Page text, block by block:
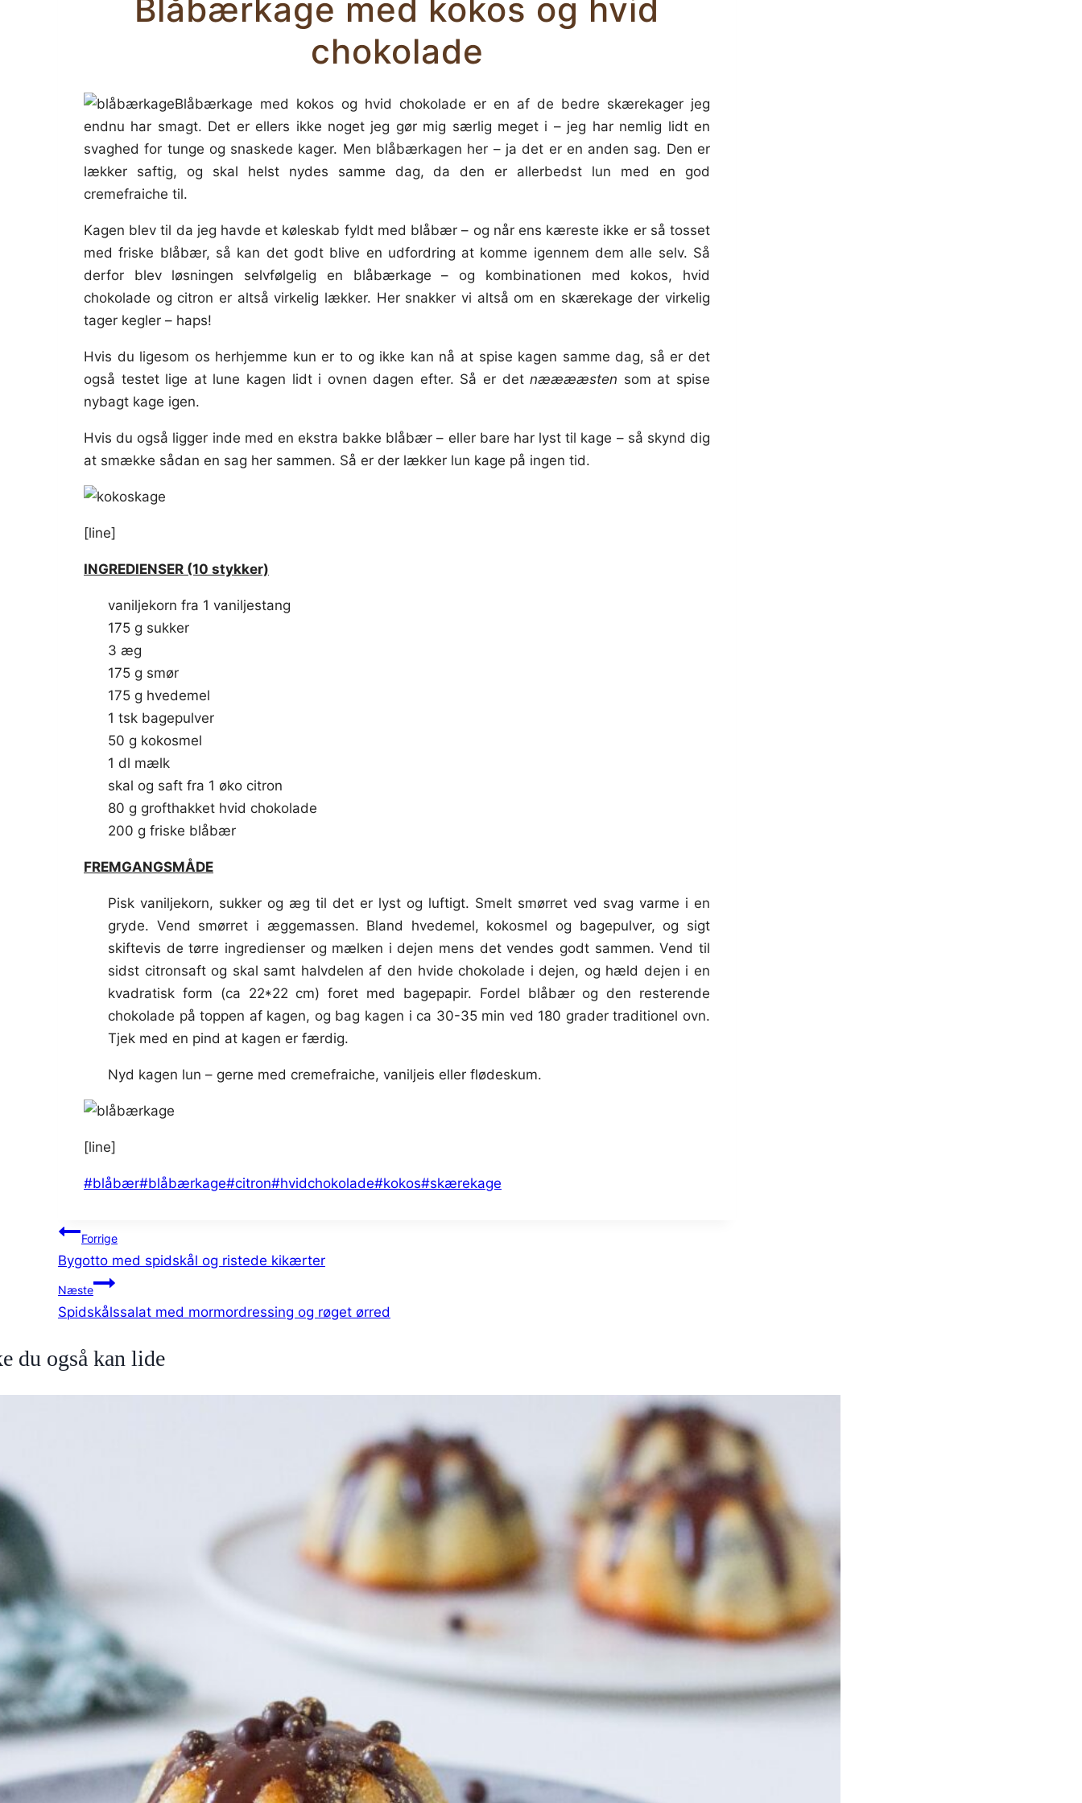
Blåbærkage med kokos og hvid
chokolade
Blåbærkage med kokos og hvid chokolade er en af de bedre skærekager jeg
endnu har smagt. Det er ellers ikke noget jeg gør mig særlig meget i – jeg har nemlig lidt en
svaghed for tunge og snaskede kager. Men blåbærkagen her – ja det er en anden sag. Den er
lækker saftig, og skal helst nydes samme dag, da den er allerbedst lun med en god
cremefraiche til.
Kagen blev til da jeg havde et køleskab fyldt med blåbær – og når ens kæreste ikke er så tosset
med friske blåbær, så kan det godt blive en udfordring at komme igennem dem alle selv. Så
derfor blev løsningen selvfølgelig en blåbærkage – og kombinationen med kokos, hvid
chokolade og citron er altså virkelig lækker. Her snakker vi altså om en skærekage der virkelig
tager kegler – haps!
Hvis du ligesom os herhjemme kun er to og ikke kan nå at spise kagen samme dag, så er det
også testet lige at lune kagen lidt i ovnen dagen efter. Så er detnææææsten som at spise
nybagt kage igen.
Hvis du også ligger inde med en ekstra bakke blåbær – eller bare har lyst til kage – så skynd dig
at smække sådan en sag her sammen. Så er der lækker lun kage på ingen tid.
[line]
INGREDIENSER (10 stykker)
vaniljekorn fra 1 vaniljestang
175 g sukker
3 æg
175 g smør
175 g hvedemel
1 tsk bagepulver
50 g kokosmel
1 dl mælk
skal og saft fra 1 øko citron
80 g grofthakket hvid chokolade
200 g friske blåbær
FREMGANGSMÅDE
Pisk vaniljekorn, sukker og æg til det er lyst og luftigt. Smelt smørret ved svag varme i en
gryde. Vend smørret i æggemassen. Bland hvedemel, kokosmel og bagepulver, og sigt
skiftevis de tørre ingredienser og mælken i dejen mens det vendes godt sammen. Vend til
sidst citronsaft og skal samt halvdelen af den hvide chokolade i dejen, og hæld dejen i en
kvadratisk form (ca 22*22 cm) foret med bagepapir. Fordel blåbær og den resterende
chokolade på toppen af kagen, og bag kagen i ca 30-35 min ved 180 grader traditionel ovn.
Tjek med en pind at kagen er færdig.
Nyd kagen lun – gerne med cremefraiche, vaniljeis eller flødeskum.
[line]
Indlæg-
#blåbær#blåbærkage#citron#hvidchokolade#kokos#skærekage
Indlægsnavigation
Forrige
Bygotto med spidskål og ristede kikærter
Næste
Spidskålssalat med mormordressing og røget ørred
du også kan lide